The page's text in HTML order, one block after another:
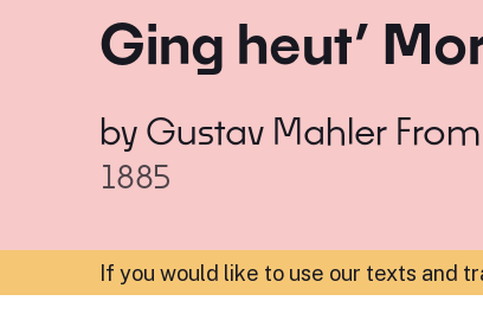
Ging heut’
by Gustav MahlerFrom
1885
If you would like to use our texts and